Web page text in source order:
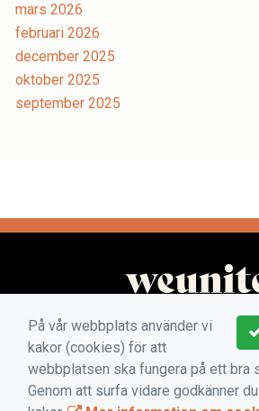
mars 2026
februari 2026
december 2025
oktober 2025
september 2025
På vår webbplats använder vi
kakor (cookies) för att
webbplatsen ska fungera på ett bra
Genom att surfa vidare godkänner